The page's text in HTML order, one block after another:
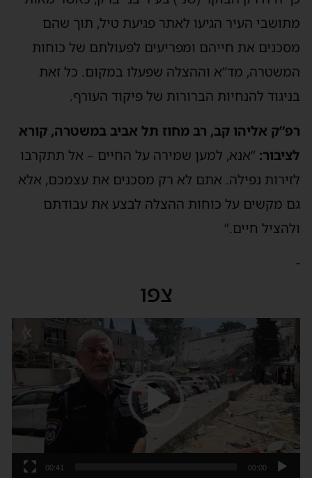
מתושבי העיר הגיעו לאתר פגיעת טיל, תוך שהם
מסכנים את חייהם ומפריעים לפעולתם של כוחות
המשטרה, מד”א וההצלה שפעלו במקום. כל זאת
בניגוד להנחיות הברורות של פיקוד העורף.
רפ”ק אליהו קב, רב מחוז תל אביב במשטרה, קורא
לציבור: “אנא, למען שמירה על החיים – אל תתקרבו
לזירות נפילה. אתם לא רק מסכנים את עצמכם, אלא
גם מקשים על כוחות ההצלה לבצע את עבודתם
ולהציל חיים.”
-
צפו
נגן
וידאו
00:00
00:41